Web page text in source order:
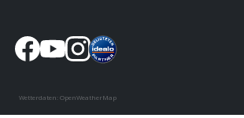
Wetterdaten: OpenWeatherMap